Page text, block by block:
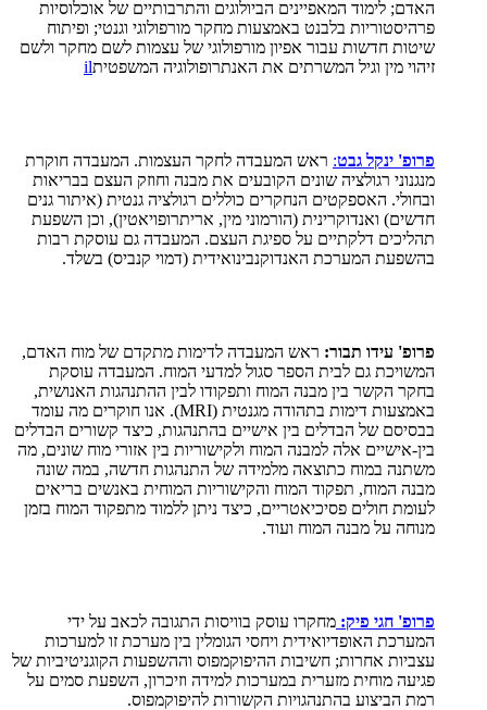
האדם; לימוד המאפיינים הביולוגים והתרבותיים של אוכלוסיות
פרהיסטוריות בלבנט באמצעות מחקר מורפולוגי וגנטי; ופיתוח
שיטות חדשות עבור אפיון מורפולוגי של עצמות לשם מחקר ולשם
זיהוי מין וגיל המשרתים את האנתרופולוגיה המשפטיתil
פרופ' ינקל גבט: ראש המעבדה לחקר העצמות. המעבדה חוקרת
מנגנוני רגולציה שונים הקובעים את מבנה וחוזק העצם בבריאות
ובחולי. האספקטים הנחקרים כוללים רגולציה גנטית (איתור גנים
חדשים) ואנדוקרינית (הורמוני מין, אריתרופויאטין), וכן השפעת
תהליכים דלקתיים על ספיגת העצם. המעבדה גם עוסקת רבות
בהשפעת המערכת האנדוקנבינואידית (דמוי קנביס) בשלד.
פרופ' עידו תבור: ראש המעבדה לדימות מתקדם של מוח האדם,
המשויכת גם לבית הספר סגול למדעי המוח. המעבדה עוסקת
בחקר הקשר בין מבנה המוח ותפקודו לבין ההתנהגות האנושית,
באמצעות דימות בתהודה מגנטית (MRI). אנו חוקרים מה עומד
בבסיסם של הבדלים בין אישיים בהתנהגות, כיצד קשורים הבדלים
בין-אישיים אלה למבנה המוח ולקישוריות בין אזורי מוח שונים, מה
משתנה במוח כתוצאה מלמידה של התנהגות חדשה, במה שונה
מבנה המוח, תפקוד המוח והקישוריות המוחית באנשים בריאים
לעומת חולים פסיכיאטריים, כיצד ניתן ללמוד מתפקוד המוח בזמן
מנוחה על מבנה המוח ועוד.
פרופ' חגי פיק: מחקרו עוסק בוויסות התגובה לכאב על ידי
המערכת האופדיואידית ויחסי הגומלין בין מערכת זו למערכות
עצביות אחרות; חשיבות ההיפוקמפוס וההשפעות הקוגניטיביות של
פגיעה מוחית מזערית במערכות למידה וזיכרון, השפעת סמים על
רמת הביצוע בהתנהגויות הקשורות להיפוקמפוס.